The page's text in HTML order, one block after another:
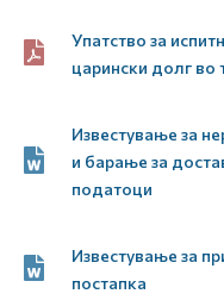
Упатство за
царински долг во
Известување за
и барање за
податоци
Известување за
постапка